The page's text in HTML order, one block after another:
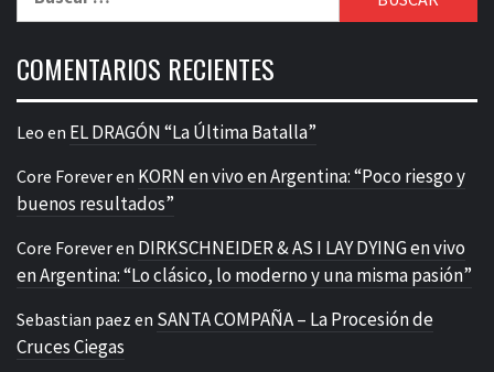
COMENTARIOS RECIENTES
Leo en EL DRAGÓN “La Última Batalla”
Core Foreveren KORN en vivo en Argentina: “Poco riesgo y
buenos resultados”
Core Foreveren DIRKSCHNEIDER & AS I LAY DYING en vivo
en Argentina: “Lo clásico, lo moderno y una misma pasión”
Sebastian paez en SANTA COMPAÑA – La Procesión de
Cruces Ciegas